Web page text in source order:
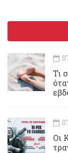
Τι
Οι